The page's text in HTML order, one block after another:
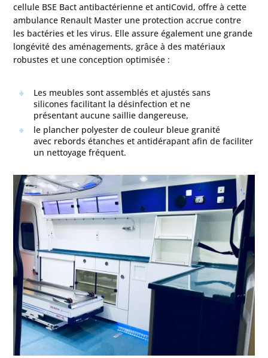
cellule BSE Bact antibactérienne et antiCovid, offre à cette
ambulance Renault Master une protection accrue contre
les bactéries et les virus. Elle assure également une grande
longévité des aménagements, grâce à des matériaux
robustes et une conception optimisée :
Les meubles sont assemblés et ajustés sans
silicones facilitant la désinfection et ne
présentant aucune saillie dangereuse,
le plancher polyester de couleur bleue granité
avec rebords étanches et antidérapant afin de faciliter
un nettoyage fréquent.